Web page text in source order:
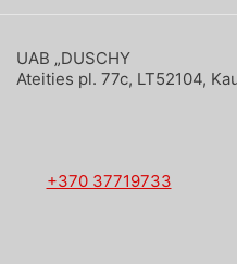
UAB „DUSCHY
Ateities pl. 77c, LT52104,
+370 37719733